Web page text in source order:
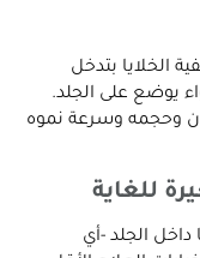
الخلايا بتدخل
يوضع على الجلد.
وحجمه وسرعة نموه
للغاية
الجلد -أي